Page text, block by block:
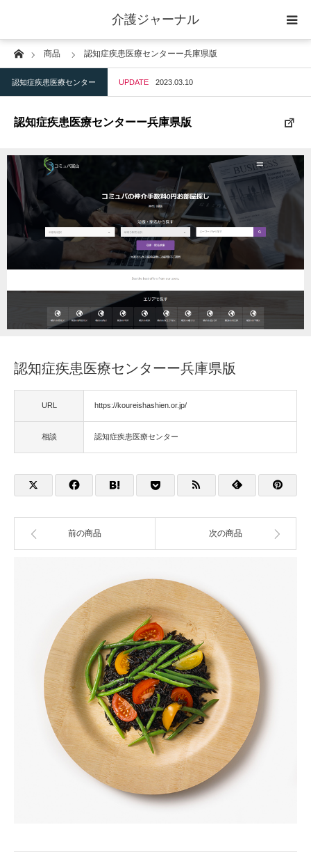
介護ジャーナル
Home商品 認知症疾患医療センターー兵庫県版
認知症疾患医療センター UPDATE 2023.03.10
認知症疾患医療センターー兵庫県版
認知症疾患医療センターー兵庫県版
URL https://koureishashien.or.jp/
相談 認知症疾患医療センター
前の商品 次の商品
ケアプラン作成
訪問
短期入所
訪問＋通い＋宿泊
施設
地域密着型小規模施設
住宅改修